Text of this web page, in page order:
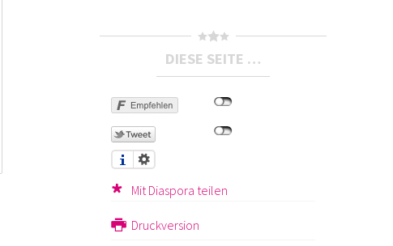
DIESE SEITE …
Mit Diaspora teilen
Druckversion